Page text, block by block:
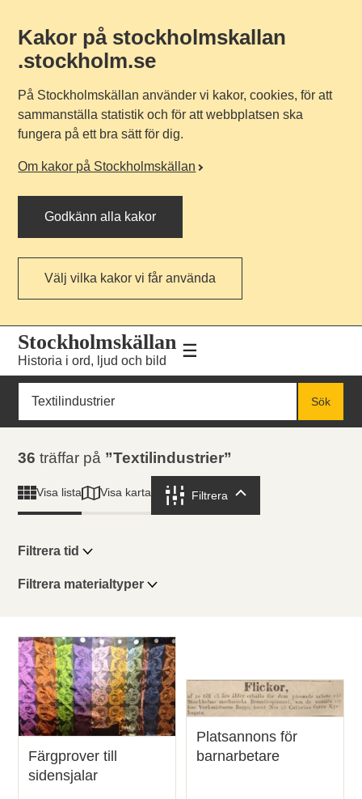
Kakor på stockholmskallan
.stockholm.se
På Stockholmskällan använder vi kakor, cookies, för att
sammanställa statistik och för att webbplatsen ska
fungera på ett bra sätt för dig.
Om kakor på Stockholmskällan
Godkänn alla kakor
Välj vilka kakor vi får använda
navigationen
huvudinnehållet
Stockholmskällan
Historia i ord, ljud och bild
Sök
Sök
Sökresultat
36 träffar på Textilindustrier
Visa lista Visa karta Filtrera
Visningsläge
Lista
Karta
Filtrera tid
Filtrera materialtyper
träffar
Färgprover till
sidensjalar
Platsannons för
barnarbetare